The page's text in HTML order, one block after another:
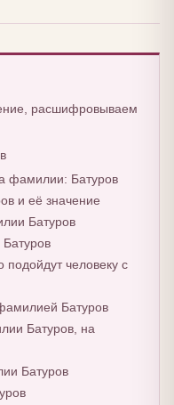
расшифровываем
фамилии: Батуров
и её значение
Батуров
человеку с
Батуров
Батуров, на
Батуров